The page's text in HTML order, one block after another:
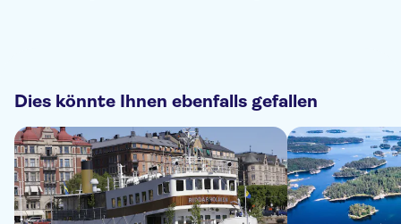
Dies könnte Ihnen ebenfalls gefallen